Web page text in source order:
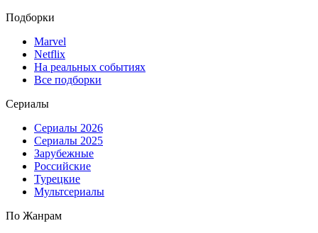
Подборки
Marvel
Netflix
На реальных событиях
Все подборки
Сериалы
Сериалы 2026
Сериалы 2025
Зарубежные
Российские
Турецкие
Мультсериалы
По Жанрам